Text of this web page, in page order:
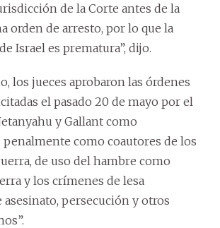
de la Corte antes de la
orden de arresto, por lo que la
Israel es prematura”, dijo.
los jueces aprobaron las órdenes
el pasado 20 de mayo por el
y Gallant como
penalmente como coautores de los
de uso del hambre como
y los crímenes de lesa
persecución y otros